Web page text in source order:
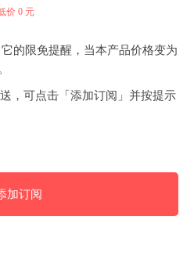
价 0 元
的限免提醒，当本产品价格变为
，可点击「添加订阅」并按提示
加订阅